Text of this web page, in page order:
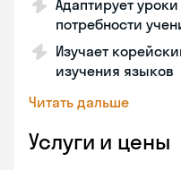
Адаптирует
потребности
Изучает
изучения языков
Читать дальше
Услуги и цены